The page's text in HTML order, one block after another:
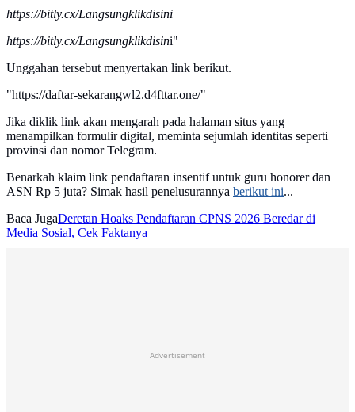
https://bitly.cx/Langsungklikdisini
https://bitly.cx/Langsungklikdisini"
Unggahan tersebut menyertakan link berikut.
"https://daftar-sekarangwl2.d4fttar.one/"
Jika diklik link akan mengarah pada halaman situs yang
menampilkan formulir digital, meminta sejumlah identitas seperti
provinsi dan nomor Telegram.
Benarkah klaim link pendaftaran insentif untuk guru honorer dan
ASN Rp 5 juta? Simak hasil penelusurannya berikut ini...
Baca JugaDeretan Hoaks Pendaftaran CPNS 2026 Beredar di
Media Sosial, Cek Faktanya
Advertisement